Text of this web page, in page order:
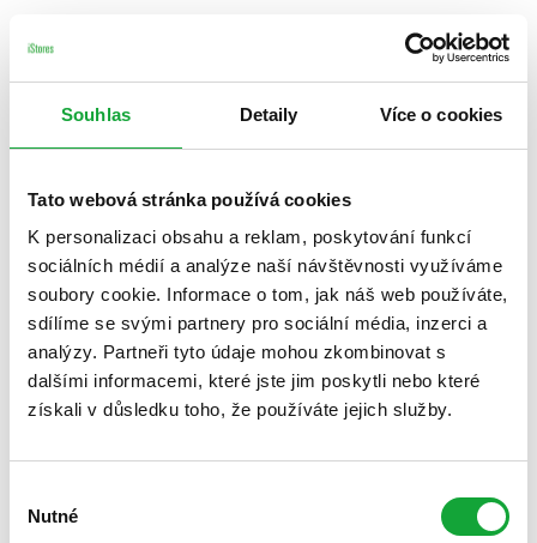
Souhlas Detaily Více o cookies
Tato webová stránka používá cookies
K personalizaci obsahu a reklam, poskytování funkcí
sociálních médií a analýze naší návštěvnosti využíváme
soubory cookie. Informace o tom, jak náš web používáte,
sdílíme se svými partnery pro sociální média, inzerci a
analýzy. Partneři tyto údaje mohou zkombinovat s
dalšími informacemi, které jste jim poskytli nebo které
získali v důsledku toho, že používáte jejich služby.
souhlasu
Nutné